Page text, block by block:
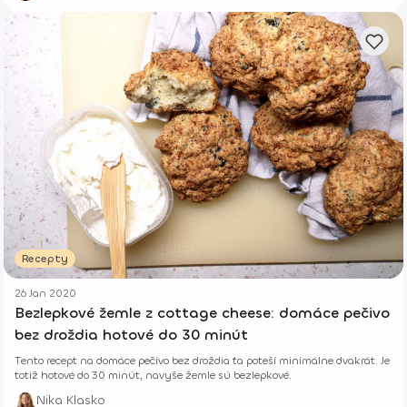
Recepty
26 Jan 2020
Bezlepkové žemle z cottage cheese: domáce pečivo
bez droždia hotové do 30 minút
Tento recept na domáce pečivo bez droždia ťa poteší minimálne dvakrát. Je
totiž hotové do 30 minút, navyše žemle sú bezlepkové.
Nika Klasko